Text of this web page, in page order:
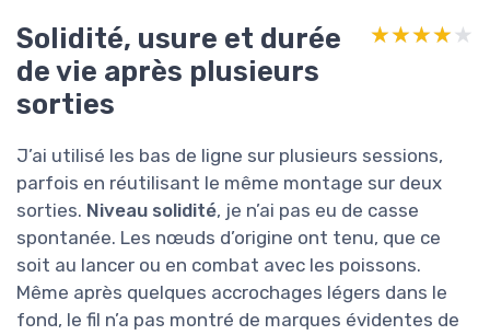
Solidité, usure et durée
de vie après plusieurs
sorties
★★★★★
★★★★★
J’ai utilisé les bas de ligne sur plusieurs sessions,
parfois en réutilisant le même montage sur deux
sorties. Niveau solidité, je n’ai pas eu de casse
spontanée. Les nœuds d’origine ont tenu, que ce
soit au lancer ou en combat avec les poissons.
Même après quelques accrochages légers dans le
fond, le fil n’a pas montré de marques évidentes de